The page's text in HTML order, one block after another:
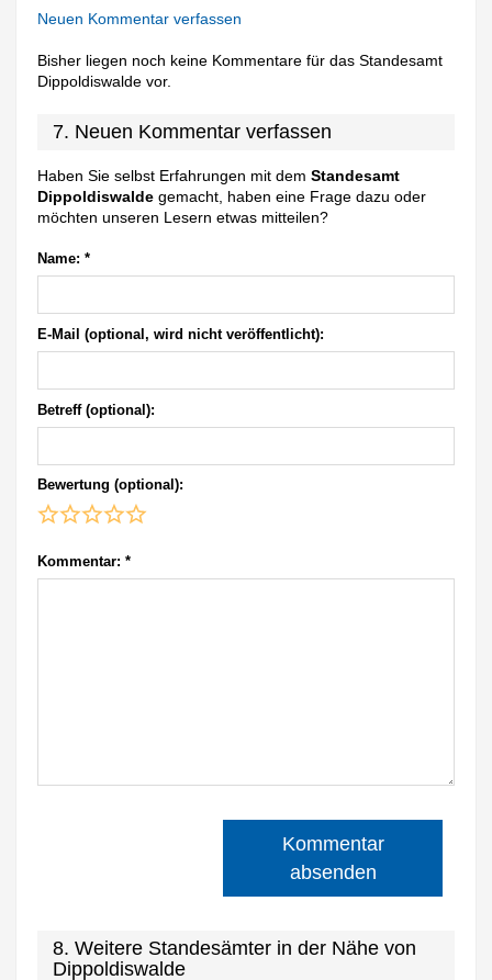
Neuen Kommentar verfassen
Bisher liegen noch keine Kommentare für das Standesamt
Dippoldiswalde vor.
7. Neuen Kommentar verfassen
Haben Sie selbst Erfahrungen mit demStandesamt
Dippoldiswalde gemacht, haben eine Frage dazu oder
möchten unseren Lesern etwas mitteilen?
Name: *
E-Mail (optional, wird nicht veröffentlicht):
Betreff (optional):
Bewertung (optional):
Kommentar: *
Kommentar
absenden
8. Weitere Standesämter in der Nähe von
Dippoldiswalde